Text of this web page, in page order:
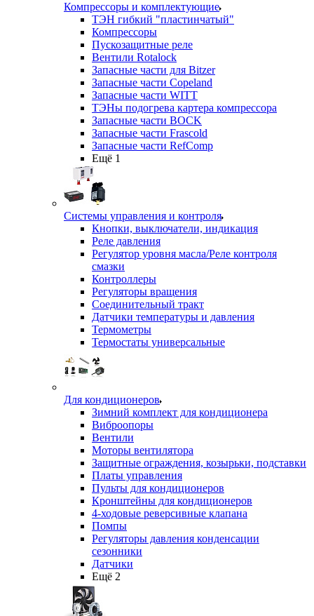
Компрессоры и комплектующие
ТЭН гибкий "пластинчатый"
Компрессоры
Пускозащитные реле
Вентили Rotalock
Запасные части для Bitzer
Запасные части Copeland
Запасные части WITT
ТЭНы подогрева картера компрессора
Запасные части BOCK
Запасные части Frascold
Запасные части RefComp
Ещё 1
Системы управления и контроля
Кнопки, выключатели, индикация
Реле давления
Регулятор уровня масла/Реле контроля
смазки
Контроллеры
Регуляторы вращения
Соединительный тракт
Датчики температуры и давления
Термометры
Термостаты универсальные
Для кондиционеров
Зимний комплект для кондиционера
Виброопоры
Вентили
Моторы вентилятора
Защитные ограждения, козырьки, подставки
Платы управления
Пульты для кондиционеров
Кронштейны для кондиционеров
4-ходовые реверсивные клапана
Помпы
Регуляторы давления конденсации
сезонники
Датчики
Ещё 2